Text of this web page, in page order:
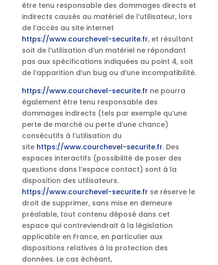
être tenu responsable des dommages directs et
indirects causés au matériel de l’utilisateur, lors
de l’accès au site internet
https://www.courchevel-securite.fr, et résultant
soit de l’utilisation d’un matériel ne répondant
pas aux spécifications indiquées au point 4, soit
de l’apparition d’un bug ou d’une incompatibilité.
https://www.courchevel-securite.fr ne pourra
également être tenu responsable des
dommages indirects (tels par exemple qu’une
perte de marché ou perte d’une chance)
consécutifs à l’utilisation du
site https://www.courchevel-securite.fr. Des
espaces interactifs (possibilité de poser des
questions dans l’espace contact) sont à la
disposition des utilisateurs.
https://www.courchevel-securite.fr se réserve le
droit de supprimer, sans mise en demeure
préalable, tout contenu déposé dans cet
espace qui contreviendrait à la législation
applicable en France, en particulier aux
dispositions relatives à la protection des
données. Le cas échéant,